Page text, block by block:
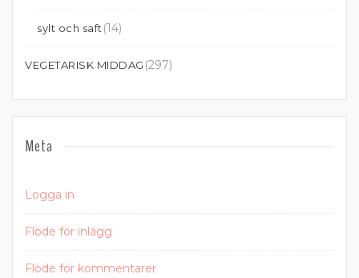
sylt och saft(14)
VEGETARISK MIDDAG (297)
Meta
Logga in
Flöde för inlägg
Flöde för kommentarer